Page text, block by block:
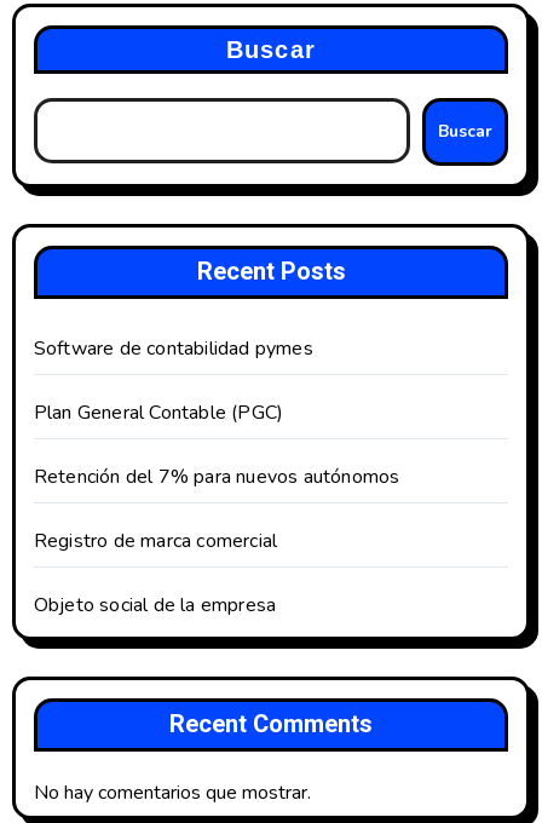
Buscar
Buscar
Recent Posts
Software de contabilidad pymes
Plan General Contable (PGC)
Retención del 7% para nuevos autónomos
Registro de marca comercial
Objeto social de la empresa
Recent Comments
No hay comentarios que mostrar.